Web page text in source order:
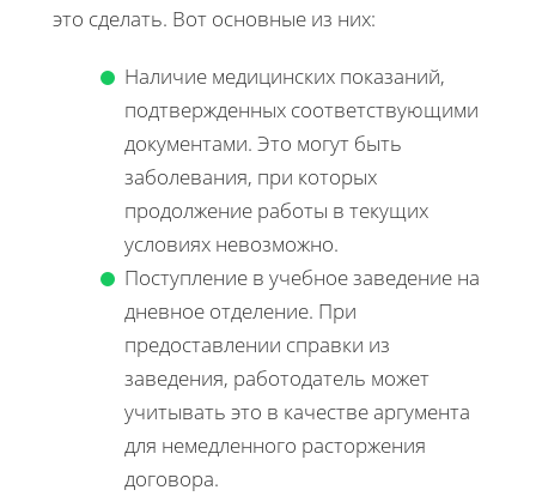
это сделать. Вот основные из них:
Наличие медицинских показаний,
подтвержденных соответствующими
документами. Это могут быть
заболевания, при которых
продолжение работы в текущих
условиях невозможно.
Поступление в учебное заведение на
дневное отделение. При
предоставлении справки из
заведения, работодатель может
учитывать это в качестве аргумента
для немедленного расторжения
договора.